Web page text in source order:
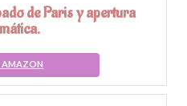
de Paris y apertura
AMAZON